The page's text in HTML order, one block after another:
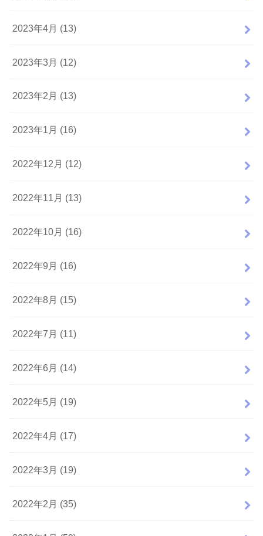
2023年4月 (13)
2023年3月 (12)
2023年2月 (13)
2023年1月 (16)
2022年12月 (12)
2022年11月 (13)
2022年10月 (16)
2022年9月 (16)
2022年8月 (15)
2022年7月 (11)
2022年6月 (14)
2022年5月 (19)
2022年4月 (17)
2022年3月 (19)
2022年2月 (35)